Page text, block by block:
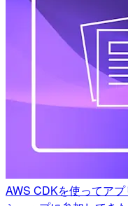
AWS CDKを使ってア